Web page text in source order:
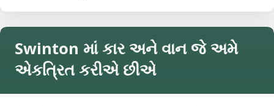
Swinton માં કાર અને વાન જે અમે
એકત્રિત કરીએ છીએ